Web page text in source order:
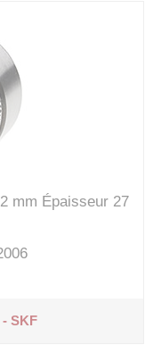
mm Épaisseur 27
- SKF